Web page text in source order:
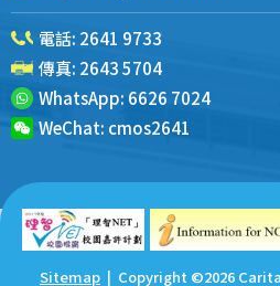
電話: 2641 9733
傳真: 2643 5704
WhatsApp: 6626 7024
WeChat: cmos2641
Sitemap | Copyright ©2026